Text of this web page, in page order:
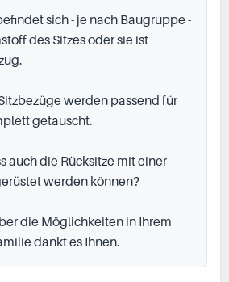
sich - je nach Baugruppe -
des Sitzes oder sie ist
werden passend für
getauscht.
auch die Rücksitze mit einer
werden können?
die Möglichkeiten in Ihrem
dankt es Ihnen.